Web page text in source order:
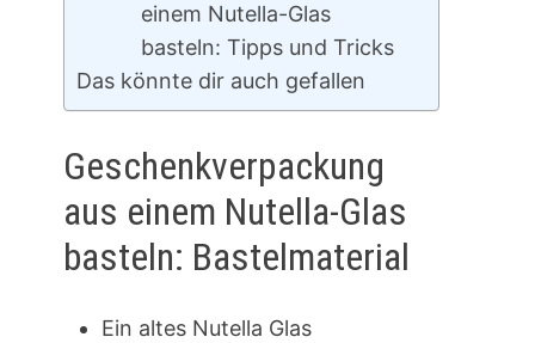
einem Nutella-Glas
basteln: Tipps und Tricks
Das könnte dir auch gefallen
Geschenkverpackung
aus einem Nutella-Glas
basteln: Bastelmaterial
Ein altes Nutella Glas